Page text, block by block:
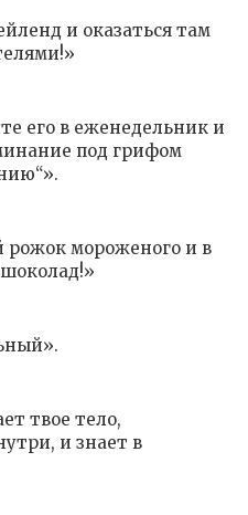
и оказаться там
его в еженедельник и
под грифом
рожок мороженого и в
твое тело,
и знает в